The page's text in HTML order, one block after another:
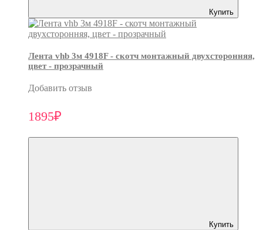
Купить
Лента vhb 3м 4918F - скотч монтажный двухсторонняя,
цвет - прозрачный
Добавить отзыв
1895₽
Купить